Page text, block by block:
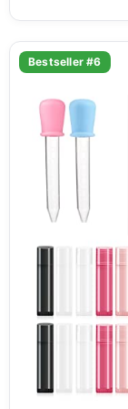
Bestseller #6